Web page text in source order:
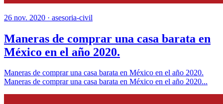
26 nov. 2020 · asesoria-civil
Maneras de comprar una casa barata en
México en el año 2020.
Maneras de comprar una casa barata en México en el año 2020.
Maneras de comprar una casa barata en México en el año 2020...